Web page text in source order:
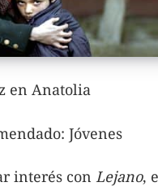
en Anatolia
Jóvenes
interés con Lejano,